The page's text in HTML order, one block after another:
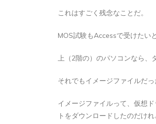
これはすごく残念なことだ。
MOS試験もAccessで受けたい
上（2階の）のパソコンなら、
それでもイメージファイルだっ
イメージファイルって、仮想
トをダウンロードしたのだけ
タ Apple製品
タブレット
iMacで
か
2026年8月5日